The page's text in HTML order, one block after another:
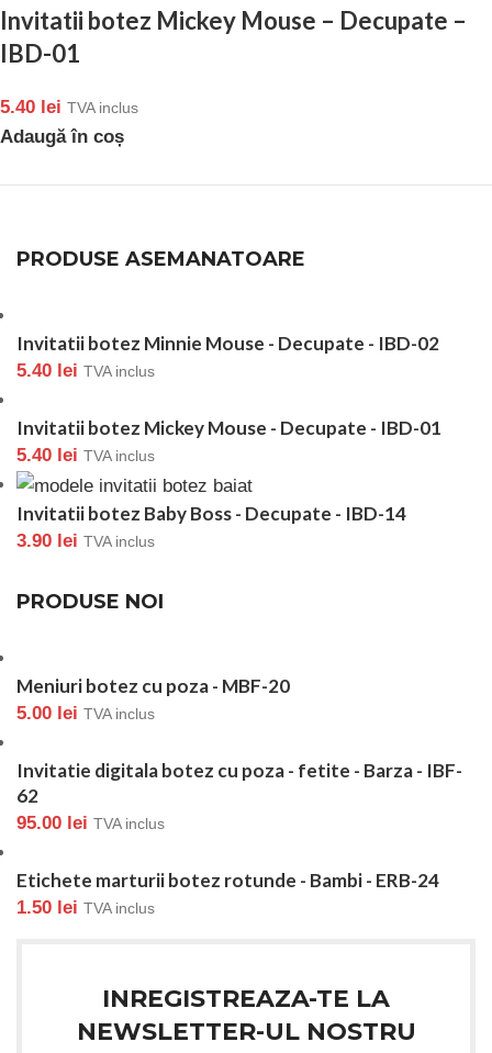
Invitatii botez Mickey Mouse – Decupate –
IBD-01
5.40 lei TVA inclus
Adaugă în coș
PRODUSE ASEMANATOARE
Invitatii botez Minnie Mouse - Decupate - IBD-02
5.40 lei TVA inclus
Invitatii botez Mickey Mouse - Decupate - IBD-01
5.40 lei TVA inclus
Invitatii botez Baby Boss - Decupate - IBD-14
3.90 lei TVA inclus
PRODUSE NOI
Meniuri botez cu poza - MBF-20
5.00 lei TVA inclus
Invitatie digitala botez cu poza - fetite - Barza - IBF-
62
95.00 lei TVA inclus
Etichete marturii botez rotunde - Bambi - ERB-24
1.50 lei TVA inclus
INREGISTREAZA-TE LA
NEWSLETTER-UL NOSTRU